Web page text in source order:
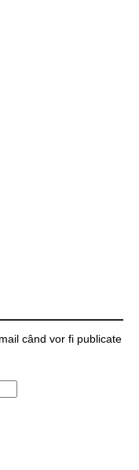
când vor fi publicate